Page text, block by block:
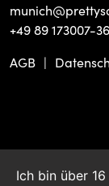
+49 89 173007-36
AGB
Ich bin über